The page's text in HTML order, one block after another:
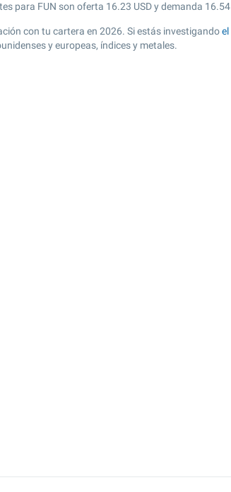
para FUN son oferta 16.23 USD y demanda 16.54
con tu cartera en 2026. Si estás investigandoel
y europeas, índices y metales.